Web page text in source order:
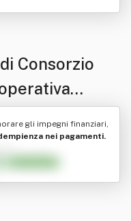
Consorzio
Limitata
gli impegni finanziari,
nei pagamenti.